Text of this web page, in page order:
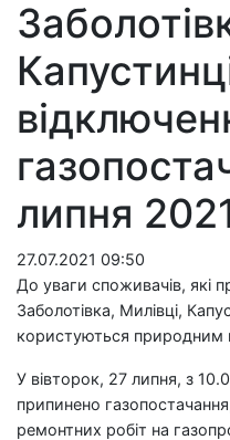
липня
27.07.2021 09:50
До уваги споживачів, які
Заболотівка, Милівці,
користуються природним
У вівторок, 27 липня, з
припинено
ремонтних робіт на